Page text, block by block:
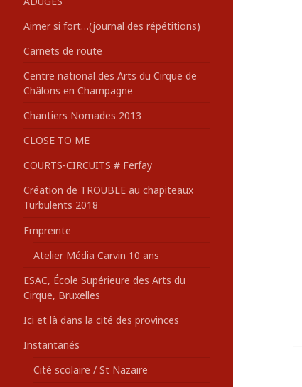
:Aimer si fort…(journal des répétitions)
Carnets de route
Centre national des Arts du Cirque de
Châlons en Champagne
Chantiers Nomades 2013
CLOSE TO ME
COURTS-CIRCUITS # Ferfay
Création de TROUBLE au chapiteaux
Turbulents 2018
Empreinte
Atelier Média Carvin 10 ans
ESAC, École Supérieure des Arts du
Cirque, Bruxelles
Ici et là dans la cité des provinces
Instantanés
Cité scolaire / St Nazaire